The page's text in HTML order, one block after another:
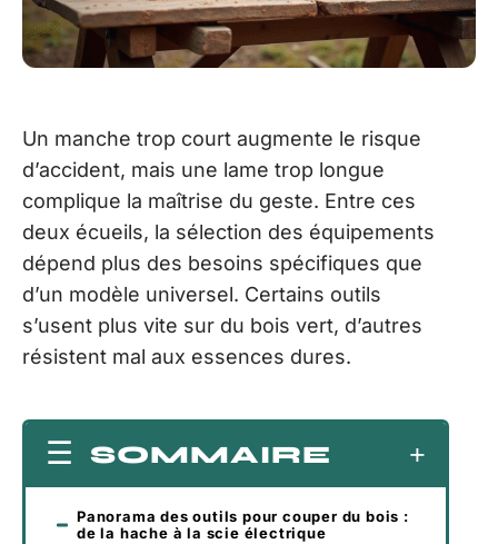
Un manche trop court augmente le risque
d’accident, mais une lame trop longue
complique la maîtrise du geste. Entre ces
deux écueils, la sélection des équipements
dépend plus des besoins spécifiques que
d’un modèle universel. Certains outils
s’usent plus vite sur du bois vert, d’autres
résistent mal aux essences dures.
SOMMAIRE
Panorama des outils pour couper du bois :
de la hache à la scie électrique